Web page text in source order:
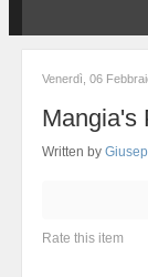
Venerdì, 06
Mangia's
Written by
Rate this item